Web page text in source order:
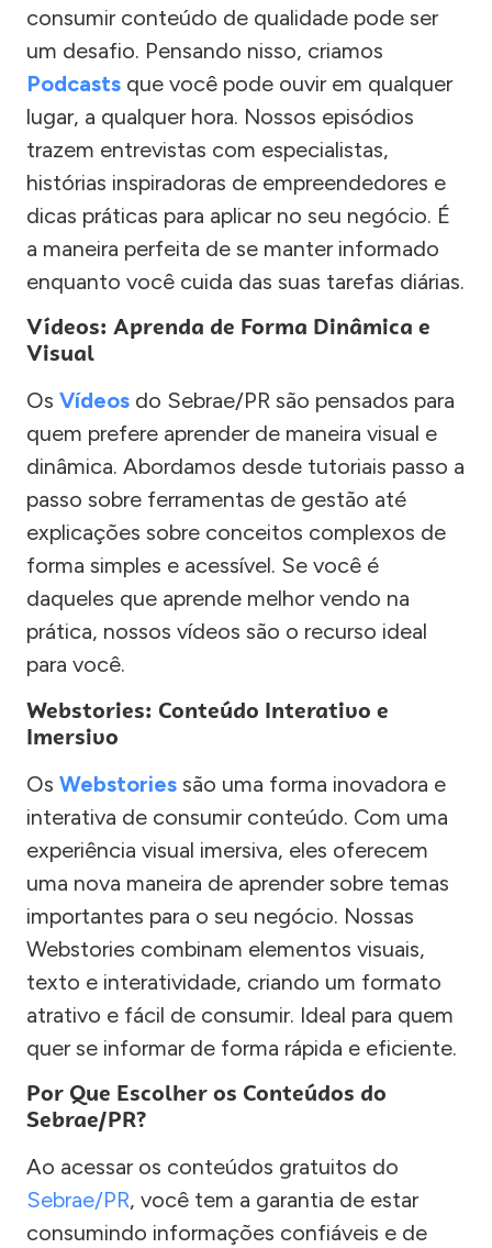
consumir conteúdo de qualidade pode ser
um desafio. Pensando nisso, criamos
Podcasts que você pode ouvir em qualquer
lugar, a qualquer hora. Nossos episódios
trazem entrevistas com especialistas,
histórias inspiradoras de empreendedores e
dicas práticas para aplicar no seu negócio. É
a maneira perfeita de se manter informado
enquanto você cuida das suas tarefas diárias.
Vídeos: Aprenda de Forma Dinâmica e
Visual
Os Vídeos do Sebrae/PR são pensados para
quem prefere aprender de maneira visual e
dinâmica. Abordamos desde tutoriais passo a
passo sobre ferramentas de gestão até
explicações sobre conceitos complexos de
forma simples e acessível. Se você é
daqueles que aprende melhor vendo na
prática, nossos vídeos são o recurso ideal
para você.
Webstories: Conteúdo Interativo e
Imersivo
Os Webstories são uma forma inovadora e
interativa de consumir conteúdo. Com uma
experiência visual imersiva, eles oferecem
uma nova maneira de aprender sobre temas
importantes para o seu negócio. Nossas
Webstories combinam elementos visuais,
texto e interatividade, criando um formato
atrativo e fácil de consumir. Ideal para quem
quer se informar de forma rápida e eficiente.
Por Que Escolher os Conteúdos do
Sebrae/PR?
Ao acessar os conteúdos gratuitos do
Sebrae/PR, você tem a garantia de estar
consumindo informações confiáveis e de